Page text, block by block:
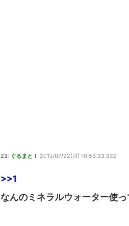
23: ぐるまと！ 2019/07/22(月) 10:53:33.332
>>1
なんのミネラルウォーター使